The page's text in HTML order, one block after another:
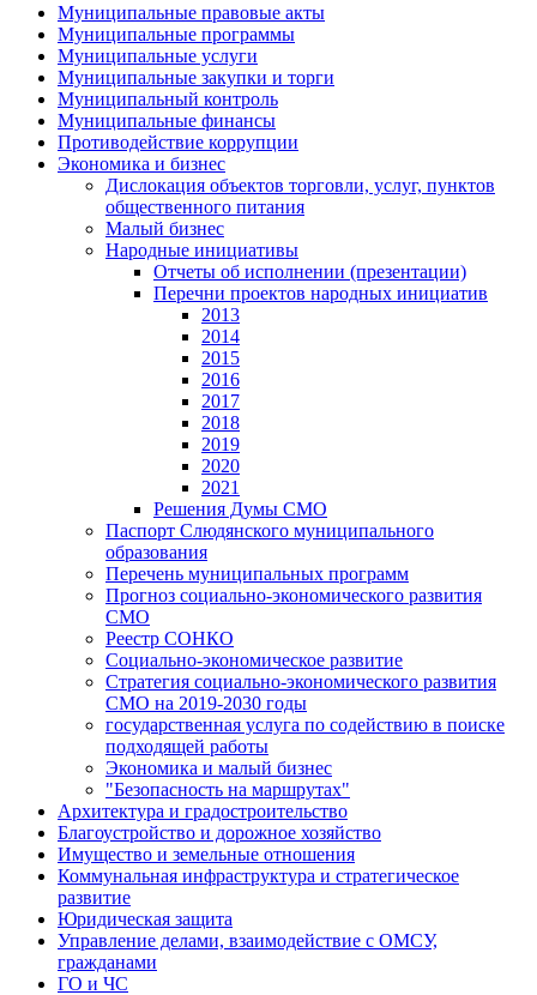
Муниципальные правовые акты
Муниципальные программы
Муниципальные услуги
Муниципальные закупки и торги
Муниципальный контроль
Муниципальные финансы
Противодействие коррупции
Экономика и бизнес
Дислокация объектов торговли, услуг, пунктов
общественного питания
Малый бизнес
Народные инициативы
Отчеты об исполнении (презентации)
Перечни проектов народных инициатив
2013
2014
2015
2016
2017
2018
2019
2020
2021
Решения Думы СМО
Паспорт Слюдянского муниципального
образования
Перечень муниципальных программ
Прогноз социально-экономического развития
СМО
Реестр СОНКО
Социально-экономическое развитие
Стратегия социально-экономического развития
СМО на 2019-2030 годы
государственная услуга по содействию в поиске
подходящей работы
Экономика и малый бизнес
"Безопасность на маршрутах"
Архитектура и градостроительство
Благоустройство и дорожное хозяйство
Имущество и земельные отношения
Коммунальная инфраструктура и стратегическое
развитие
Юридическая защита
Управление делами, взаимодействие с ОМСУ,
гражданами
ГО и ЧС